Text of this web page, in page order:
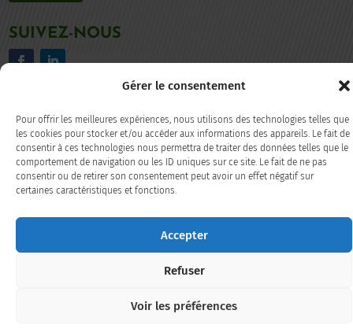
Gérer le consentement
Pour offrir les meilleures expériences, nous utilisons des technologies telles que
les cookies pour stocker et/ou accéder aux informations des appareils. Le fait de
consentir à ces technologies nous permettra de traiter des données telles que le
comportement de navigation ou les ID uniques sur ce site. Le fait de ne pas
consentir ou de retirer son consentement peut avoir un effet négatif sur
certaines caractéristiques et fonctions.
Accepter
Refuser
Voir les préférences
SUIVEZ-NOUS
Plan du site/politique de confidentialité / Mentions légales/
Accessibilité : partiellement conforme